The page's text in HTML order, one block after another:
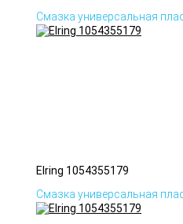
Смазка универсальная
Elring 1054355179
Смазка универсальная